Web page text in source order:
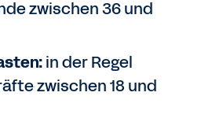
zwischen 36 und
in der Regel
zwischen 18 und